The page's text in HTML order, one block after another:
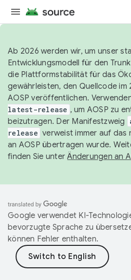
Ab 2026 werden wir, um unser
Entwicklungsmodell für den
die Plattformstabilität für das
gewährleisten, den Quellcode im
AOSP veröffentlichen.
latest-release , um AOSP zu
beizutragen. Der Manifestzweig
release verweist immer auf das
an AOSP übertragen wurde.
finden Sie unterÄnderungen an
Google verwendet KI-
bevorzugte Sprache zu
können Fehler enthalten.